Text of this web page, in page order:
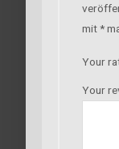
mit*
Your
Your